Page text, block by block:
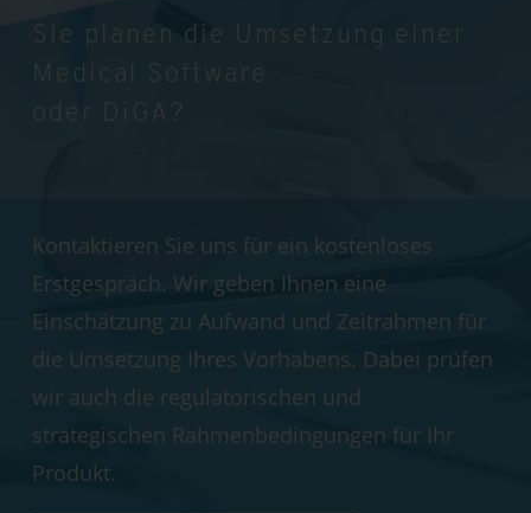
Sie planen die Umsetzung einer
Medical Software
oder DiGA?
Kontaktieren Sie uns für ein kostenloses
Erstgespräch. Wir geben Ihnen eine
Einschätzung zu Aufwand und Zeitrahmen für
die Umsetzung Ihres Vorhabens. Dabei prüfen
wir auch die regulatorischen und
strategischen Rahmenbedingungen für Ihr
Produkt.